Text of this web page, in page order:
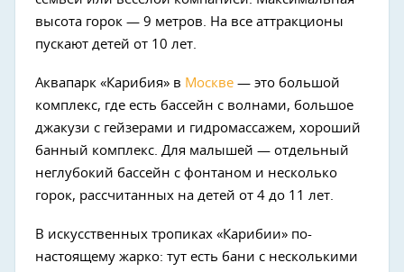
высота горок — 9 метров. На все аттракционы
пускают детей от 10 лет.
Аквапарк «Карибия» в Москве — это большой
комплекс, где есть бассейн с волнами, большое
джакузи с гейзерами и гидромассажем, хороший
банный комплекс. Для малышей — отдельный
неглубокий бассейн с фонтаном и несколько
горок, рассчитанных на детей от 4 до 11 лет.
В искусственных тропиках «Карибии» по-
настоящему жарко: тут есть бани с несколькими